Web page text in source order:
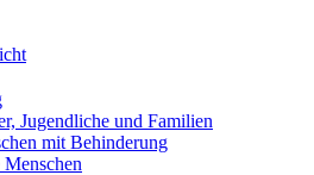
Jugendliche und Familien
mit Behinderung